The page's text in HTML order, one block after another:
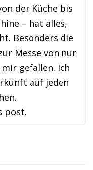
der Küche bis
– hat alles,
Besonders die
Messe von nur
gefallen. Ich
auf jeden
post.